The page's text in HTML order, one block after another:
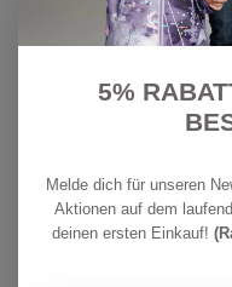
Helena Dobby
REIMA
Reima
Palmu Soft
5%
Melde dich für unseren
Aktionen auf dem
deinen ersten Einkauf!